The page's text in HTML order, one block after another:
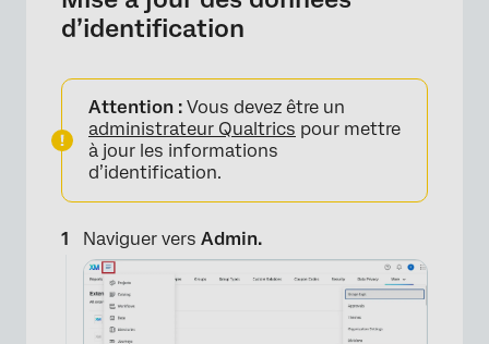
d’identification
Attention : Vous devez être un
administrateur Qualtrics pour mettre
à jour les informations
d’identification.
Naviguer vers Admin.